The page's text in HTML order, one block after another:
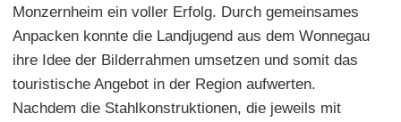
Monzernheim ein voller Erfolg. Durch gemeinsames
Anpacken konnte die Landjugend aus dem Wonnegau
ihre Idee der Bilderrahmen umsetzen und somit das
touristische Angebot in der Region aufwerten.
Nachdem die Stahlkonstruktionen, die jeweils mit